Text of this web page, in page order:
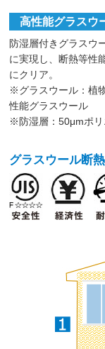
高性能グラスウ
防湿層付きグラスウ
に実現し、断熱等性
にクリア。
※グラスウール：植
性能グラスウール
※防湿層：50μmポリ
グラスウール断